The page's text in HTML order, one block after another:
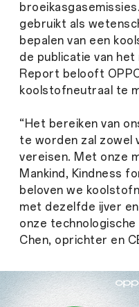
gebruikt als
bepalen van een
de publicatie van
Report belooft
koolstofneutraal te
“Het bereiken van
te worden zal zowel
vereisen. Met onze
Mankind, Kindness
beloven we
met dezelfde ijver
onze
Chen, oprichter en